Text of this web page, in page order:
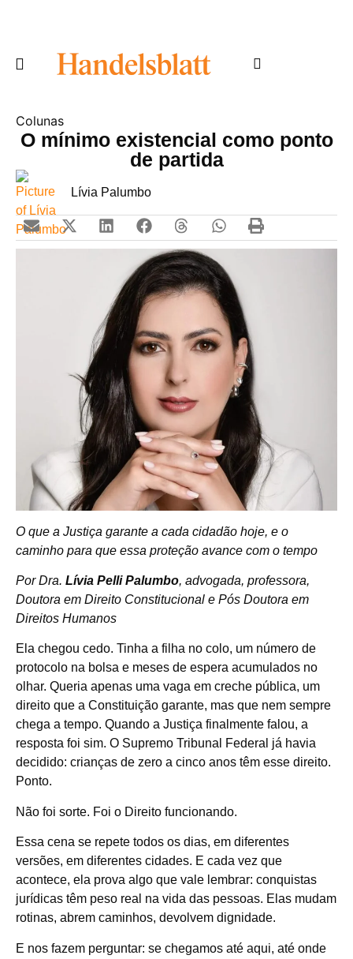
Colunas
O mínimo existencial como ponto
de partida
Lívia Palumbo
O que a Justiça garante a cada cidadão hoje, e o
caminho para que essa proteção avance com o tempo
Por Dra. Lívia Pelli Palumbo, advogada, professora,
Doutora em Direito Constitucional e Pós Doutora em
Direitos Humanos
Ela chegou cedo. Tinha a filha no colo, um número de
protocolo na bolsa e meses de espera acumulados no
olhar. Queria apenas uma vaga em creche pública, um
direito que a Constituição garante, mas que nem sempre
chega a tempo. Quando a Justiça finalmente falou, a
resposta foi sim. O Supremo Tribunal Federal já havia
decidido: crianças de zero a cinco anos têm esse direito.
Ponto.
Não foi sorte. Foi o Direito funcionando.
Essa cena se repete todos os dias, em diferentes
versões, em diferentes cidades. E cada vez que
acontece, ela prova algo que vale lembrar: conquistas
jurídicas têm peso real na vida das pessoas. Elas mudam
rotinas, abrem caminhos, devolvem dignidade.
E nos fazem perguntar: se chegamos até aqui, até onde